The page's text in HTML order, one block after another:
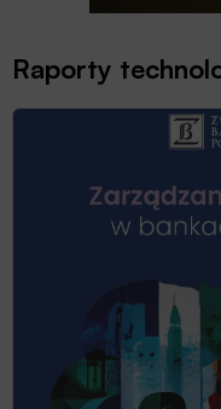
Raporty